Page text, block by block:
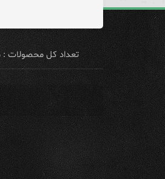
تعداد کل محصولات : ۷۰۵